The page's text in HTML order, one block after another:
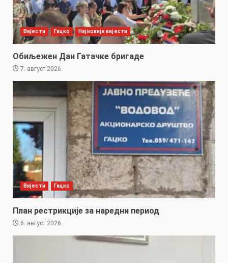
Вијести Гацко Најновије вијести
Обиљежен Дан Гатачке бригаде
7. август 2026.
Вијести Гацко
План рестрикције за наредни период
6. август 2026.